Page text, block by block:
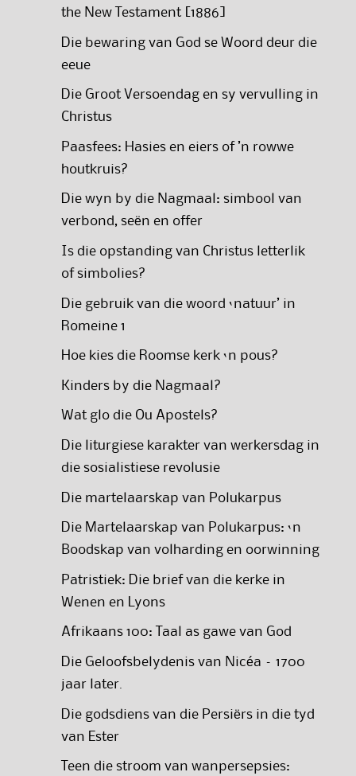
the New Testament [1886]
Die bewaring van God se Woord deur die
eeue
Die Groot Versoendag en sy vervulling in
Christus
Paasfees: Hasies en eiers of ’n rowwe
houtkruis?
Die wyn by die Nagmaal: simbool van
verbond, seën en offer
Is die opstanding van Christus letterlik
of simbolies?
Die gebruik van die woord ‘natuur’ in
Romeine 1
Hoe kies die Roomse kerk ‘n pous?
Kinders by die Nagmaal?
Wat glo die Ou Apostels?
Die liturgiese karakter van werkersdag in
die sosialistiese revolusie
Die martelaarskap van Polukarpus
Die Martelaarskap van Polukarpus: ‘n
Boodskap van volharding en oorwinning
Patristiek: Die brief van die kerke in
Wenen en Lyons
Afrikaans 100: Taal as gawe van God
Die Geloofsbelydenis van Nicéa – 1700
jaar later.
Die godsdiens van die Persiërs in die tyd
van Ester
Teen die stroom van wanpersepsies: